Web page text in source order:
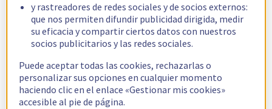
y rastreadores de redes sociales y de socios externos:
que nos permiten difundir publicidad dirigida, medir
su eficacia y compartir ciertos datos con nuestros
socios publicitarios y las redes sociales.
Puede aceptar todas las cookies, rechazarlas o
personalizar sus opciones en cualquier momento
haciendo clic en el enlace «Gestionar mis cookies»
accesible al pie de página.